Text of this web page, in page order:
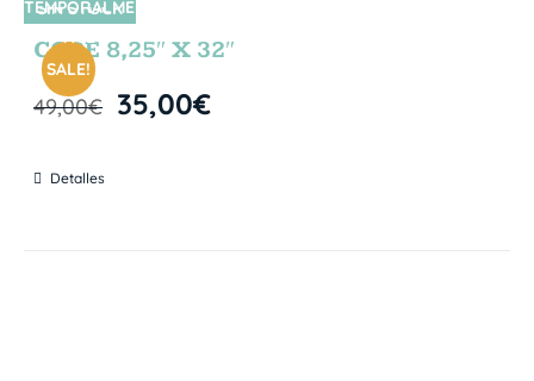
SIN STOCK
SALE!
TEMPORALME
NTE
CORE 8,25″ X 32″
49,00€ 35,00€
Detalles